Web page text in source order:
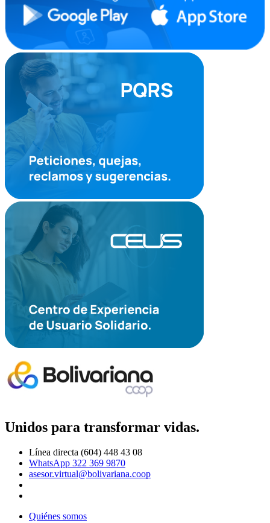
Unidos para transformar vidas.
Línea directa (604) 448 43 08
WhatsApp 322 369 9870
asesor.virtual@bolivariana.coop
Quiénes somos